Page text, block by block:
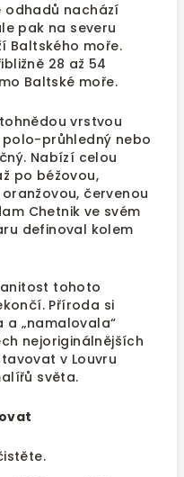
odhadů nachází
pak na severu
Baltského moře.
28 až 54
Baltské moře.
vrstvou
polo-průhledný nebo
Nabízí celou
po béžovou,
červenou
Chetnik ve svém
definoval kolem
tohoto
Příroda si
„namalovala“
nejoriginálnějších
v Louvru
světa.